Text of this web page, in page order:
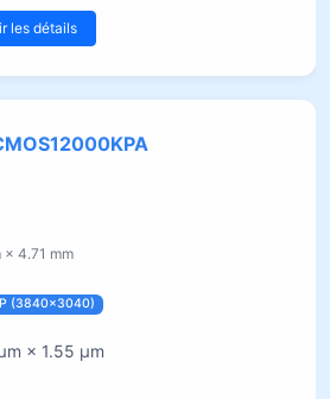
les détails
× 4.71 mm
(3840×3040)
× 1.55 µm